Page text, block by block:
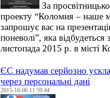
За
проекту “Коломия – наше
запрошує вас на
поневолі”, яка відбудеться
листопада 2015 р. в місті
ЄC надумав серйозно
через персональні дані
2015-10-06 11:59:44